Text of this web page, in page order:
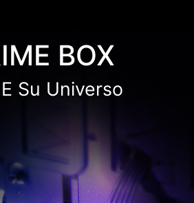
BOX
Su Universo